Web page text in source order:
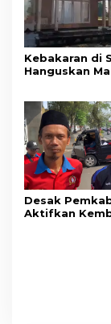
Kebakaran di
Hanguskan
Desak
Aktifkan